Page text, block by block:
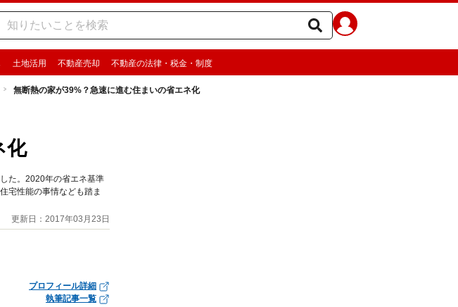
土地活用 不動産売却 不動産の法律・税金・制度
無断熱の家が39%？急速に進む住まいの省エネ化
化
た。2020年の省エネ基準
宅性能の事情なども踏ま
更新日：2017年03月23日
プロフィール詳細
執筆記事一覧